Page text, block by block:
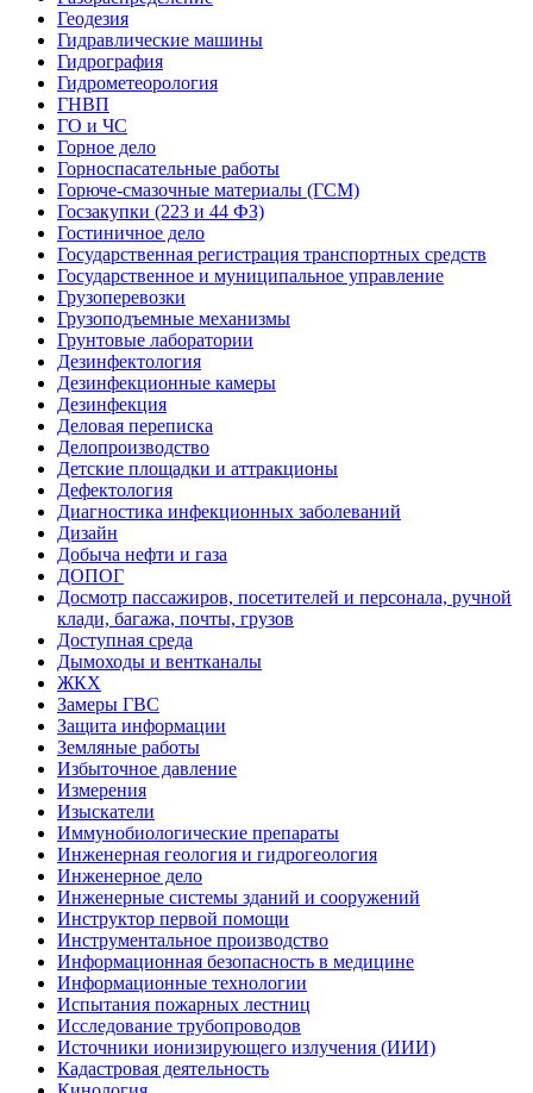
Геодезия
Гидравлические машины
Гидрография
Гидрометеорология
ГНВП
ГО и ЧС
Горное дело
Горноспасательные работы
Горюче-смазочные материалы (ГСМ)
Госзакупки (223 и 44 ФЗ)
Гостиничное дело
Государственная регистрация транспортных средств
Государственное и муниципальное управление
Грузоперевозки
Грузоподъемные механизмы
Грунтовые лаборатории
Дезинфектология
Дезинфекционные камеры
Дезинфекция
Деловая переписка
Делопроизводство
Детские площадки и аттракционы
Дефектология
Диагностика инфекционных заболеваний
Дизайн
Добыча нефти и газа
ДОПОГ
Досмотр пассажиров, посетителей и персонала, ручной
клади, багажа, почты, грузов
Доступная среда
Дымоходы и вентканалы
ЖКХ
Замеры ГВС
Защита информации
Земляные работы
Избыточное давление
Измерения
Изыскатели
Иммунобиологические препараты
Инженерная геология и гидрогеология
Инженерное дело
Инженерные системы зданий и сооружений
Инструктор первой помощи
Инструментальное производство
Информационная безопасность в медицине
Информационные технологии
Испытания пожарных лестниц
Исследование трубопроводов
Источники ионизирующего излучения (ИИИ)
Кадастровая деятельность